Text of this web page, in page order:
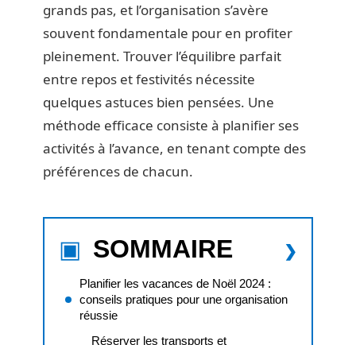
grands pas, et l’organisation s’avère
souvent fondamentale pour en profiter
pleinement. Trouver l’équilibre parfait
entre repos et festivités nécessite
quelques astuces bien pensées. Une
méthode efficace consiste à planifier ses
activités à l’avance, en tenant compte des
préférences de chacun.
SOMMAIRE
Planifier les vacances de Noël 2024 :
conseils pratiques pour une organisation
réussie
Réserver les transports et